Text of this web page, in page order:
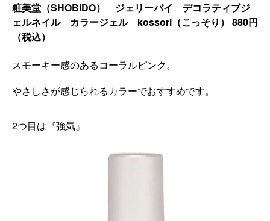
粧美堂（SHOBIDO） ジェリーバイ デコラティブジ
ェルネイル カラージェル kossori（こっそり） 880円
（税込）
スモーキー感のあるコーラルピンク。
やさしさが感じられるカラーでおすすめです。
2つ目は『強気』